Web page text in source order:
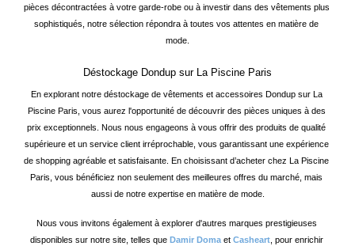
pièces décontractées à votre garde-robe ou à investir dans des vêtements plus
sophistiqués, notre sélection répondra à toutes vos attentes en matière de
mode.
Déstockage Dondup sur La Piscine Paris
En explorant notre déstockage de vêtements et accessoires Dondup sur La
Piscine Paris, vous aurez l'opportunité de découvrir des pièces uniques à des
prix exceptionnels. Nous nous engageons à vous offrir des produits de qualité
supérieure et un service client irréprochable, vous garantissant une expérience
de shopping agréable et satisfaisante. En choisissant d’acheter chez La Piscine
Paris, vous bénéficiez non seulement des meilleures offres du marché, mais
aussi de notre expertise en matière de mode.
Nous vous invitons également à explorer d'autres marques prestigieuses
disponibles sur notre site, telles que Damir Doma et Casheart, pour enrichir